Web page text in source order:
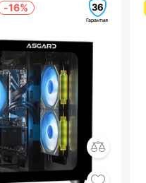
-16% 36
Гарантия